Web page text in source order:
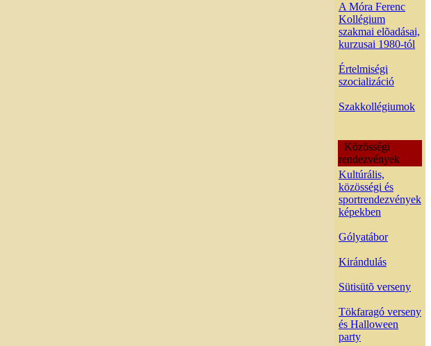
A Móra Ferenc
Kollégium
szakmai elõadásai,
kurzusai 1980-tól
Értelmiségi
szocializáció
Szakkollégiumok
Közösségi
rendezvények
Kultúrális,
közösségi és
sportrendezvények
képekben
Gólyatábor
Kirándulás
Sütisütõ verseny
Tökfaragó verseny
és Halloween
party